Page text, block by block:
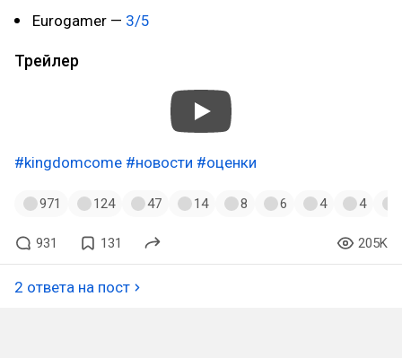
Eurogamer — 3/5
Трейлер
#kingdomcome #новости #оценки
971 124 47 14 8 6 4 4
931 131 205K
2 ответа на пост